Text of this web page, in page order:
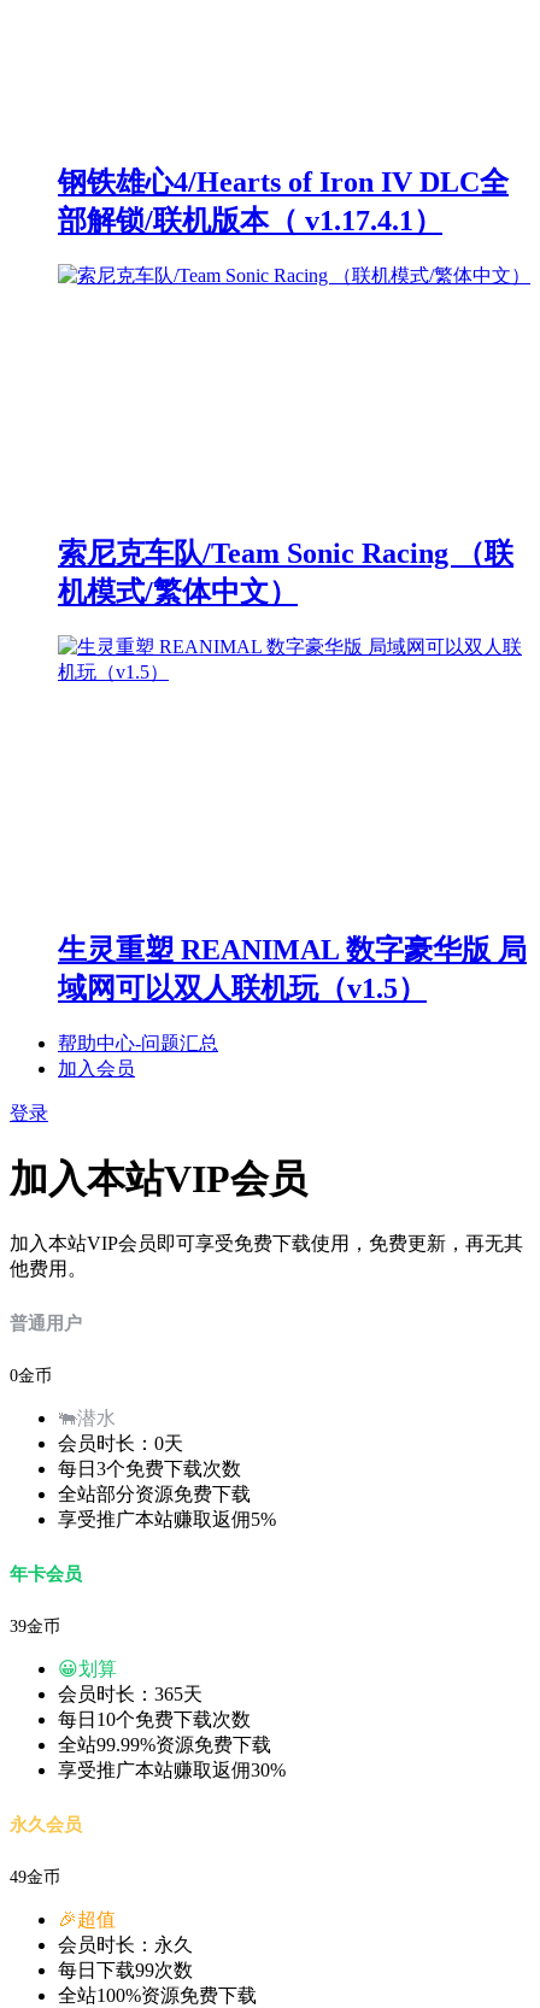
钢铁雄心4/Hearts of Iron IV DLC全
部解锁/联机版本（ v1.17.4.1）
索尼克车队/Team Sonic Racing （联
机模式/繁体中文）
生灵重塑 REANIMAL 数字豪华版 局
域网可以双人联机玩（v1.5）
帮助中心-问题汇总
加入会员
登录
加入本站VIP会员
加入本站VIP会员即可享受免费下载使用，免费更新，再无其
他费用。
普通用户
0金币
🐃潜水
会员时长：0天
每日3个免费下载次数
全站部分资源免费下载
享受推广本站赚取返佣5%
年卡会员
39金币
😀划算
会员时长：365天
每日10个免费下载次数
全站99.99%资源免费下载
享受推广本站赚取返佣30%
永久会员
49金币
🎉超值
会员时长：永久
每日下载99次数
全站100%资源免费下载